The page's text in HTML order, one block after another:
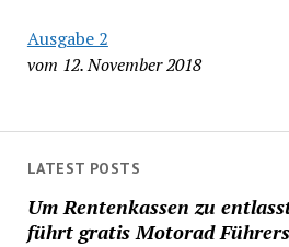
Ausgabe 2
vom 12. November 2018
LATEST POSTS
Um Rentenkassen zu
führt gratis Motorad